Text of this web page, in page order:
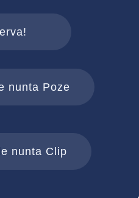
nunta Poze
nunta Clip